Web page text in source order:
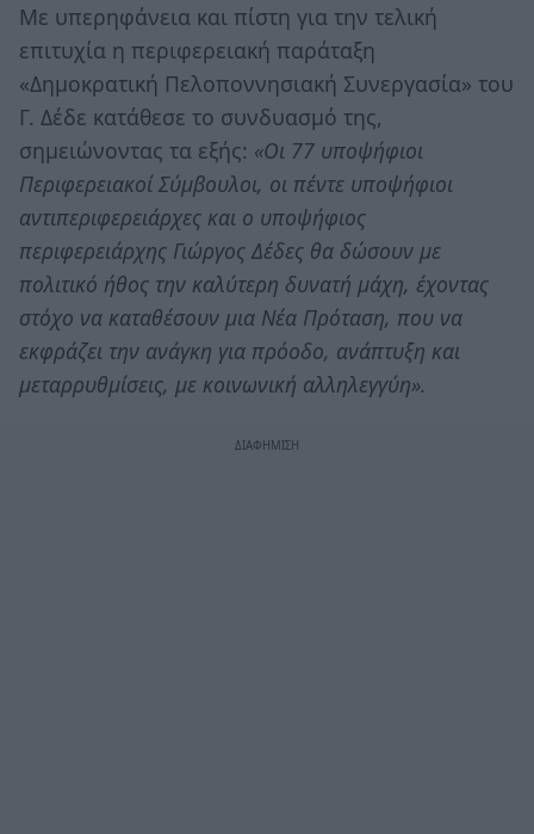
Με υπερηφάνεια και πίστη για την τελική
επιτυχία η περιφερειακή παράταξη
«Δημοκρατική Πελοποννησιακή Συνεργασία» του
Γ. Δέδε κατάθεσε το συνδυασμό της,
σημειώνοντας τα εξής: «Οι 77 υποψήφιοι
Περιφερειακοί Σύμβουλοι, οι πέντε υποψήφιοι
αντιπεριφερειάρχες και ο υποψήφιος
περιφερειάρχης Γιώργος Δέδες θα δώσουν με
πολιτικό ήθος την καλύτερη δυνατή μάχη, έχοντας
στόχο να καταθέσουν μια Νέα Πρόταση, που να
εκφράζει την ανάγκη για πρόοδο, ανάπτυξη και
μεταρρυθμίσεις, με κοινωνική αλληλεγγύη».